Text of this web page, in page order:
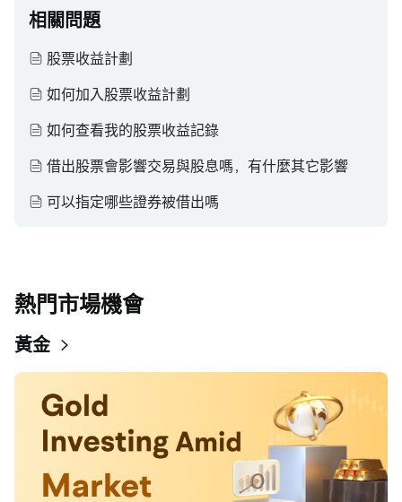
相關問題
股票收益計劃
如何加入股票收益計劃
如何查看我的股票收益記錄
借出股票會影響交易與股息嗎，有什麼其它影響
可以指定哪些證券被借出嗎
熱門市場機會
黃金